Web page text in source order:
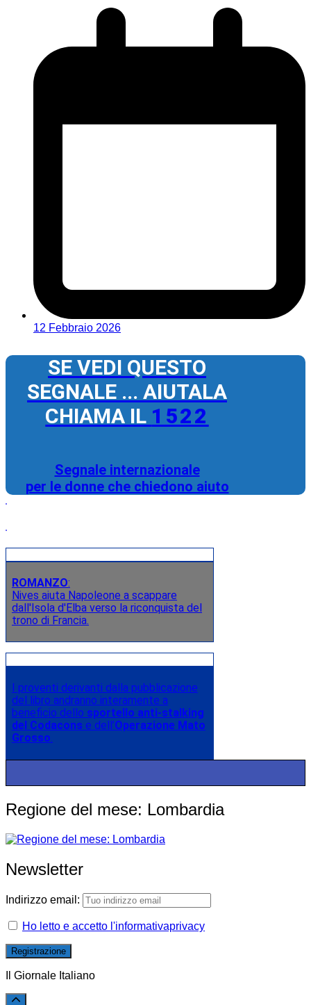
12 Febbraio 2026
SE VEDI QUESTO
SEGNALE ... AIUTALA
CHIAMA IL 1522
Segnale internazionale
per le donne che chiedono aiuto
ROMANZO:
Nives aiuta Napoleone a scappare
dall'Isola d'Elba verso la riconquista del
trono di Francia.
I proventi derivanti dalla pubblicazione
del libro andranno interamente a
beneficio dello sportello anti-stalking
del Codacons e dell’Operazione Mato
Grosso.
Regione del mese: Lombardia
Newsletter
Indirizzo email:
Ho letto e accetto l'informativaprivacy
Il Giornale Italiano